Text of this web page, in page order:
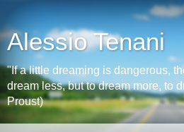
Alessio Tenani
"If a little dreaming is dangerous,
dream less, but to dream more, to
Proust)